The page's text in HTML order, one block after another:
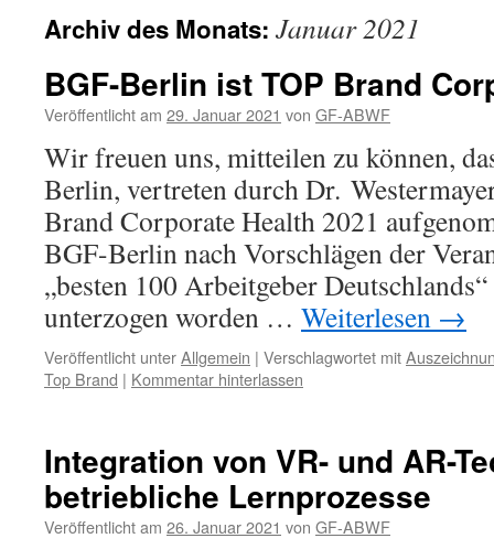
Archiv des Monats: Januar 2021
BGF-Berlin ist TOP Brand
Veröffentlicht am 29. Januar 2021 von GF-ABWF
Wir freuen uns, mitteilen zu können,
Berlin, vertreten durch Dr.
Brand Corporate Health 2021
BGF-Berlin nach Vorschlägen der
„besten 100 Arbeitgeber
unterzogen worden … Weiterlesen →
Veröffentlicht unterAllgemein | Verschlagwortet mit
Top Brand | Kommentar hinterlassen
Integration von VR- und AR-
betriebliche Lernprozesse
Veröffentlicht am 26. Januar 2021 von GF-ABWF